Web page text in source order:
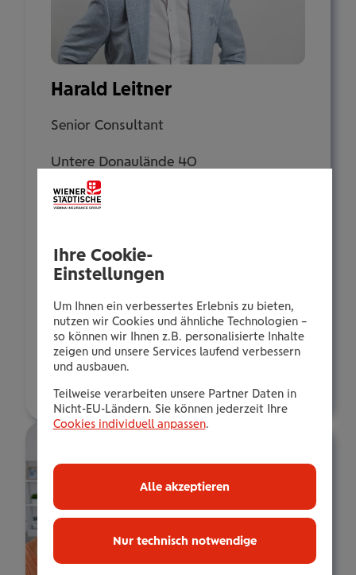
Harald Leitner
Senior Consultant
Untere Donaulände 40
4020 Linz
+435035042187
Mobil:
+436646013942187
E-Mail:
h.leitner@wienerstaedtische.at
Ihre Cookie-
Einstellungen
Um Ihnen ein verbessertes Erlebnis zu bieten,
nutzen wir Cookies und ähnliche Technologien –
so können wir Ihnen z.B. personalisierte Inhalte
zeigen und unsere Services laufend verbessern
und ausbauen.
Teilweise verarbeiten unsere Partner Daten in
Nicht-EU-Ländern. Sie können jederzeit Ihre
Cookies individuell anpassen.
Nur technisch notwendige
Alle akzeptieren